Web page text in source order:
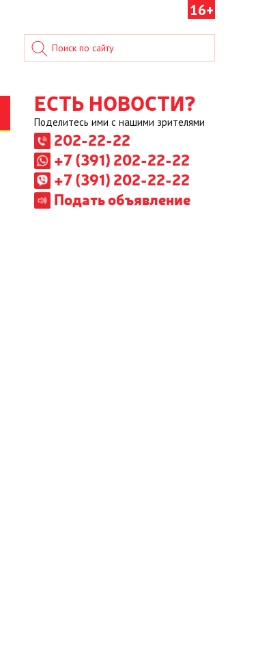
16+
ЕСТЬ НОВОСТИ?
Поделитесь ими с нашими зрителями
202-22-22
+7 (391) 202-22-22
+7 (391) 202-22-22
Подать объявление